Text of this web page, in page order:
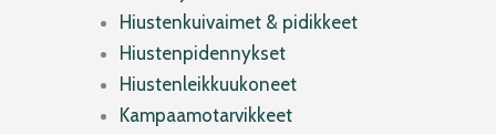
Hiustenkuivaimet & pidikkeet
Hiustenpidennykset
Hiustenleikkuukoneet
Kampaamotarvikkeet